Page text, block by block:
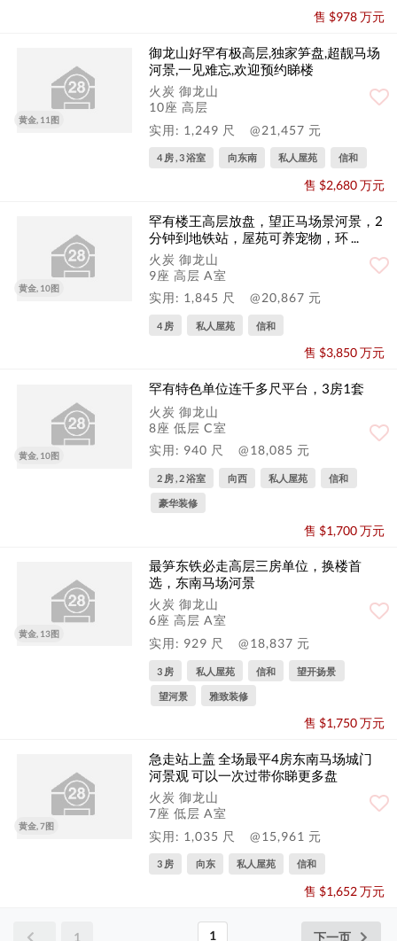
售 $978 万元
黄金, 11图
御龙山好罕有极高层,独家笋盘,超靓马场
河景,一见难忘,欢迎预约睇楼
火炭 御龙山
10座 高层
实用: 1,249 尺
@21,457 元
4 房 , 3 浴室 向东南 私人屋苑 信和
售 $2,680 万元
黄金, 10图
罕有楼王高层放盘，望正马场景河景，2
分钟到地铁站，屋苑可养宠物，环 ...
火炭 御龙山
9座 高层 A室
实用: 1,845 尺
@20,867 元
4 房 私人屋苑 信和
售 $3,850 万元
黄金, 10图
罕有特色单位连千多尺平台，3房1套
火炭 御龙山
8座 低层 C室
实用: 940 尺
@18,085 元
2 房 , 2 浴室 向西 私人屋苑 信和
豪华装修
售 $1,700 万元
黄金, 13图
最笋东铁必走高层三房单位，换楼首
选，东南马场河景
火炭 御龙山
6座 高层 A室
实用: 929 尺
@18,837 元
3 房 私人屋苑 信和 望开扬景
望河景 雅致装修
售 $1,750 万元
黄金, 7图
急走站上盖 全场最平4房东南马场城门
河景观 可以一次过带你睇更多盘
火炭 御龙山
7座 低层 A室
实用: 1,035 尺
@15,961 元
3 房 向东 私人屋苑 信和
售 $1,652 万元
1 1 下一页